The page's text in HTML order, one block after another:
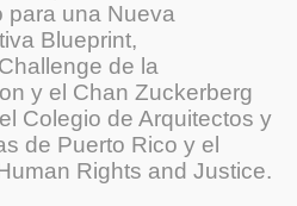
para una Nueva
Blueprint,
de la
y el Chan Zuckerberg
Colegio de Arquitectos y
de Puerto Rico y el
Rights and Justice.